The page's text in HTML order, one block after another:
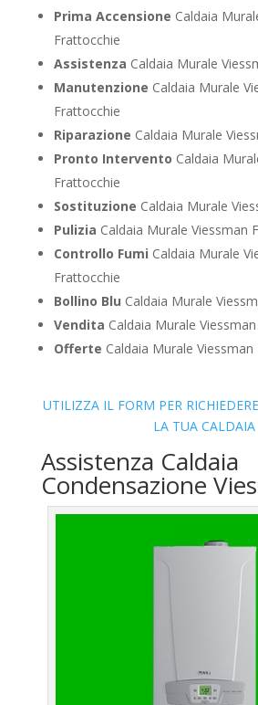
Prima Accensione Caldaia
Frattocchie
Assistenza Caldaia Murale
Manutenzione Caldaia Murale
Frattocchie
Riparazione Caldaia Murale
Pronto Intervento Caldaia
Frattocchie
Sostituzione Caldaia Murale
Pulizia Caldaia Murale Viessman
Controllo Fumi Caldaia Murale
Frattocchie
Bollino Blu Caldaia Murale
Vendita Caldaia Murale
Offerte Caldaia Murale
UTILIZZA IL FORM PER
LA TUA CALDAIA
Assistenza Caldaia
Condensazione